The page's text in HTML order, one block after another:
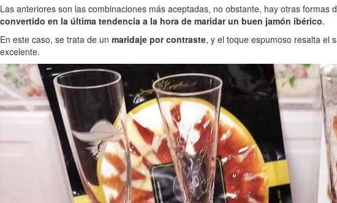
Las anteriores son las combinaciones más aceptadas, no obstante, hay otras
convertido en la última tendencia a la hora de maridar un buen jamón ibérico.
En este caso, se trata de un maridaje por contraste, y el toque espumoso resalta el
excelente.